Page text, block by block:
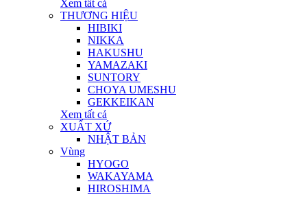
Xem tất cả
THƯƠNG HIỆU
HIBIKI
NIKKA
HAKUSHU
YAMAZAKI
SUNTORY
CHOYA UMESHU
GEKKEIKAN
Xem tất cả
XUẤT XỨ
NHẬT BẢN
Vùng
HYOGO
WAKAYAMA
HIROSHIMA